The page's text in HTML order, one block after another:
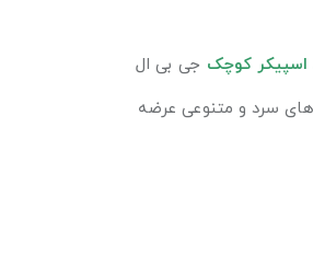
اسپیکر کوچک جی بی ال
سرد و متنوعی عرضه